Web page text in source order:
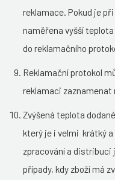
reklamace. Pokud je
naměřena vyšší
do reklamačního
Reklamační protokol
reklamaci zaznamenat
Zvýšená teplota
který je i velmi krátký
zpracování a distribuci
případy, kdy zboží má